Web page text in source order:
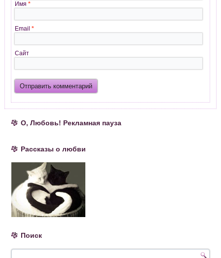
Имя*
Email*
Сайт
О, Любовь! Рекламная пауза
Рассказы о любви
Поиск